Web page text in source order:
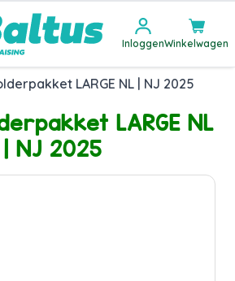
inhoud
InloggenWinkelwagen
LARGE NL | NJ 2025
LARGE NL
| NJ 2025